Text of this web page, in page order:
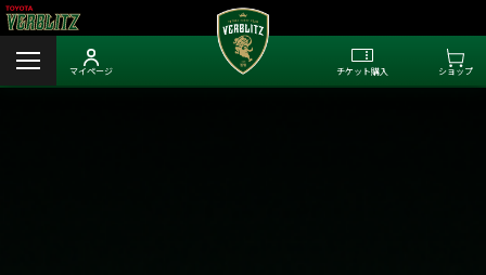
マイページ チケット購入 ショップ